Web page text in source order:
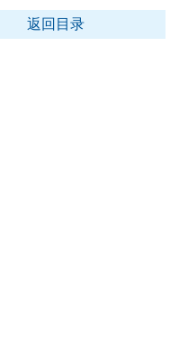
返回目录